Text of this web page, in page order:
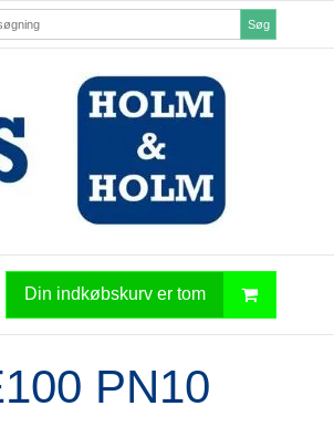
Søg
Din indkøbskurv er tom
PN10